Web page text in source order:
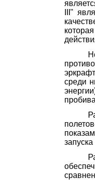
"
эркрафт
среди